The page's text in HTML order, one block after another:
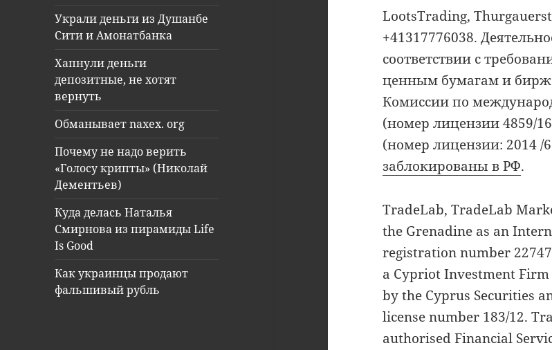
Украли деньги из Душанбе
Сити и Амонатбанка
Хапнули деньги
депозитные, не хотят
вернуть
Обманывает naxex. org
Почему не надо верить
«Голосу крипты» (Николай
Дементьев)
Куда делась Наталья
Смирнова из пирамиды Life
Is Good
Как украинцы продают
фальшивый рубль
LootsTrading,
+41317776038.
соответствии с
ценным бумагам и
Комиссии по
(номер лицензии 4859/
(номер лицензии: 2014 /
заблокированы в РФ.
TradeLab, TradeLab
the Grenadine as an
registration number
a Cypriot Investment Firm
by the Cyprus Securities
license number 183/12.
authorised Financial